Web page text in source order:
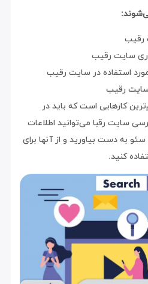
رقیب
سایت رقیب
استفاده در سایت رقیب
رقیب
کارهایی است که باید در
سایت رقبا می‌توانید اطلاعات
به دست بیاورید و از آنها برای
کنید.